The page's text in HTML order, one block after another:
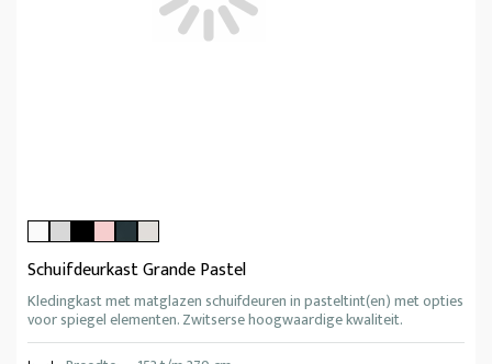
Schuifdeurkast Grande Pastel
Kledingkast met matglazen schuifdeuren in pasteltint(en) met opties
voor spiegel elementen. Zwitserse hoogwaardige kwaliteit.